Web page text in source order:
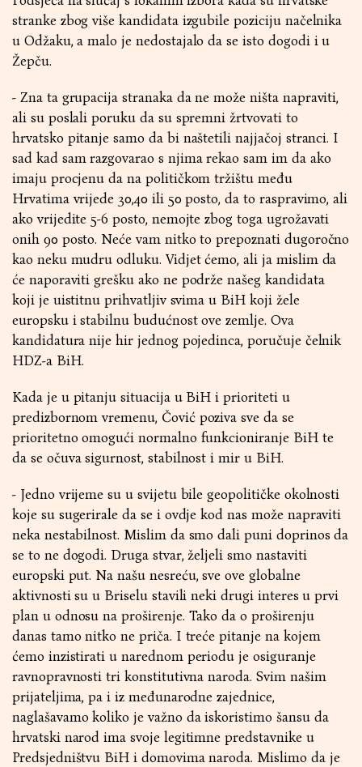
stranke zbog više kandidata izgubile poziciju načelnika
u Odžaku, a malo je nedostajalo da se isto dogodi i u
Žepču.
- Zna ta grupacija stranaka da ne može ništa napraviti,
ali su poslali poruku da su spremni žrtvovati to
hrvatsko pitanje samo da bi naštetili najjačoj stranci. I
sad kad sam razgovarao s njima rekao sam im da ako
imaju procjenu da na političkom tržištu među
Hrvatima vrijede 30,40 ili 50 posto, da to raspravimo, ali
ako vrijedite 5-6 posto, nemojte zbog toga ugrožavati
onih 90 posto. Neće vam nitko to prepoznati dugoročno
kao neku mudru odluku. Vidjet ćemo, ali ja mislim da
će naporaviti grešku ako ne podrže našeg kandidata
koji je uistitnu prihvatljiv svima u BiH koji žele
europsku i stabilnu budućnost ove zemlje. Ova
kandidatura nije hir jednog pojedinca, poručuje čelnik
HDZ-a BiH.
Kada je u pitanju situacija u BiH i prioriteti u
predizbornom vremenu, Čović poziva sve da se
prioritetno omogući normalno funkcioniranje BiH te
da se očuva sigurnost, stabilnost i mir u BiH.
- Jedno vrijeme su u svijetu bile geopolitičke okolnosti
koje su sugerirale da se i ovdje kod nas može napraviti
neka nestabilnost. Mislim da smo dali puni doprinos da
se to ne dogodi. Druga stvar, željeli smo nastaviti
europski put. Na našu nesreću, sve ove globalne
aktivnosti su u Briselu stavili neki drugi interes u prvi
plan u odnosu na proširenje. Tako da o proširenju
danas tamo nitko ne priča. I treće pitanje na kojem
ćemo inzistirati u narednom periodu je osiguranje
ravnopravnosti tri konstitutivna naroda. Svim našim
prijateljima, pa i iz međunarodne zajednice,
naglašavamo koliko je važno da iskoristimo šansu da
hrvatski narod ima svoje legitimne predstavnike u
Predsjedništvu BiH i domovima naroda. Mislimo da je